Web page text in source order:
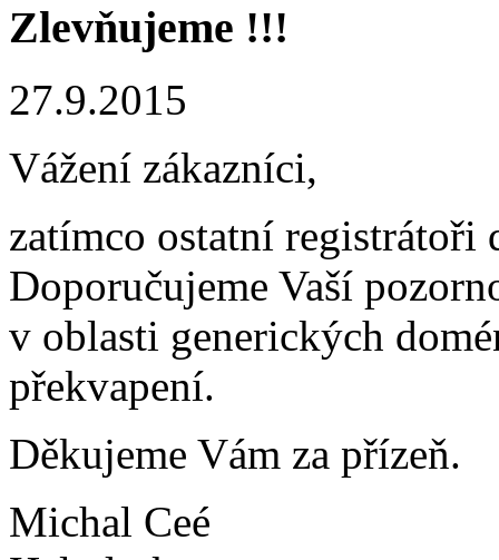
Zlevňujeme !!!
27.9.2015
Vážení zákazníci,
zatímco ostatní registrátoři
Doporučujeme Vaší
v oblasti generických
překvapení.
Děkujeme Vám za přízeň.
Michal Ceé